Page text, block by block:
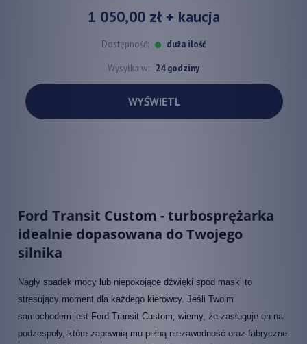
1 050,00 zł+ kaucja
Dostępność: duża ilość
Wysyłka w: 24 godziny
WYŚWIETL
Ford Transit Custom - turbosprężarka
idealnie dopasowana do Twojego
silnika
Nagły spadek mocy lub niepokojące dźwięki spod maski to
stresujący moment dla każdego kierowcy. Jeśli Twoim
samochodem jest Ford Transit Custom, wiemy, że zasługuje on na
podzespoły, które zapewnią mu pełną niezawodność oraz fabryczne